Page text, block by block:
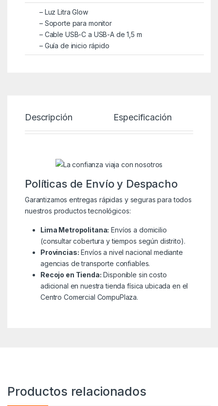
– Luz Litra Glow
– Soporte para monitor
– Cable USB-C a USB-A de 1,5 m
– Guía de inicio rápido
Descripción Especificación
Políticas de Envío y Despacho
Garantizamos entregas rápidas y seguras para todos
nuestros productos tecnológicos:
Lima Metropolitana: Envíos a domicilio
(consultar cobertura y tiempos según distrito).
Provincias: Envíos a nivel nacional mediante
agencias de transporte confiables.
Recojo en Tienda: Disponible sin costo
adicional en nuestra tienda física ubicada en el
Centro Comercial CompuPlaza.
Productos relacionados